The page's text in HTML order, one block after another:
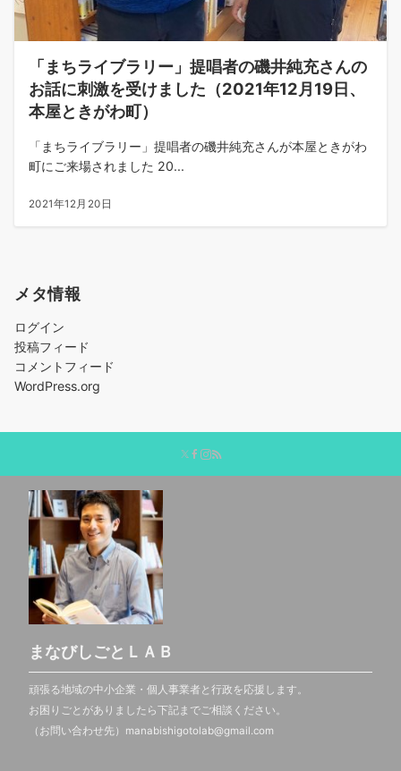
「まちライブラリー」提唱者の磯井純充さんの
お話に刺激を受けました（2021年12月19日、
本屋ときがわ町）
「まちライブラリー」提唱者の磯井純充さんが本屋ときがわ
町にご来場されました 20...
2021年12月20日
メタ情報
ログイン
投稿フィード
コメントフィード
WordPress.org
まなびしごとＬＡＢ
頑張る地域の中小企業・個人事業者と行政を応援します。
お困りごとがありましたら下記までご相談ください。
（お問い合わせ先）manabishigotolab@gmail.com